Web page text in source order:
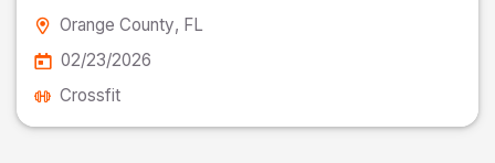
Orange County, FL
02/23/2026
Crossfit